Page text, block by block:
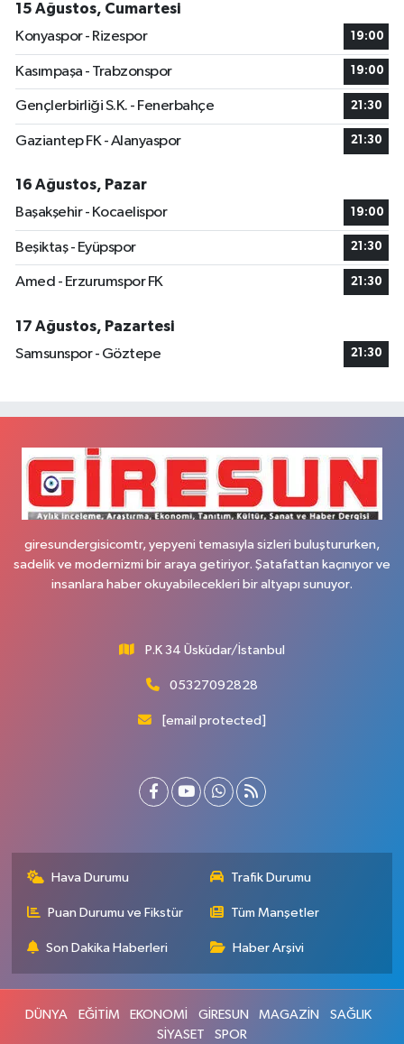
15 Ağustos, Cumartesi
Konyaspor - Rizespor
19:00
Kasımpaşa - Trabzonspor 19:00
Gençlerbirliği S.K. - Fenerbahçe 21:30
Gaziantep FK - Alanyaspor 21:30
16 Ağustos, Pazar
Başakşehir - Kocaelispor
19:00
Beşiktaş - Eyüpspor 21:30
Amed - Erzurumspor FK 21:30
17 Ağustos, Pazartesi
Samsunspor - Göztepe
21:30
giresundergisicomtr, yepyeni temasıyla sizleri buluştururken,
sadelik ve modernizmi bir araya getiriyor. Şatafattan kaçınıyor ve
insanlara haber okuyabilecekleri bir altyapı sunuyor.
P.K 34 Üsküdar/İstanbul
05327092828
[email protected]
Hava Durumu Trafik Durumu
Puan Durumu ve Fikstür Tüm Manşetler
Son Dakika Haberleri Haber Arşivi
DÜNYA EĞİTİM EKONOMİ GİRESUN MAGAZİN
SAĞLIK
SİYASET
SPOR